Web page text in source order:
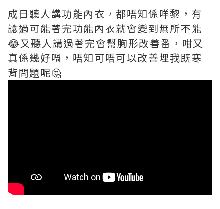
成日聽人講功能內衣，都唔知係咩黎，有
諗過可能著完功能內衣就會變到無所不能
😂又聽人講過著完會幫胸形改善番，咁又
真係幾好喎，唔知可唔可以改善埋我既寒
背問題呢🤔